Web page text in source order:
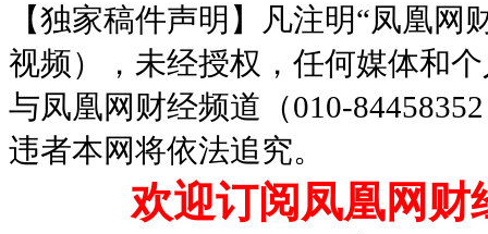
【独家稿件声明】凡注明“凤凰
视频），未经授权，任何媒体和
与凤凰网财经频道（010-
违者本网将依法追究。
欢迎订阅凤凰网财